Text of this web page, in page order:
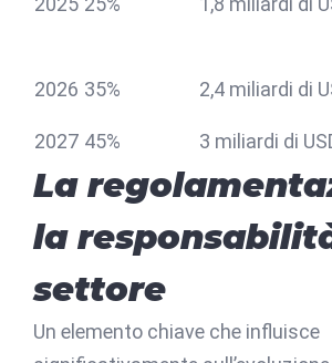
2026 35% 2,4 miliardi di
2027 45% 3 miliardi di
La
la
settore
Un elemento chiave che influisce